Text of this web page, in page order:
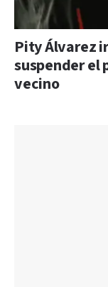
Pity Álvarez
suspender el
vecino